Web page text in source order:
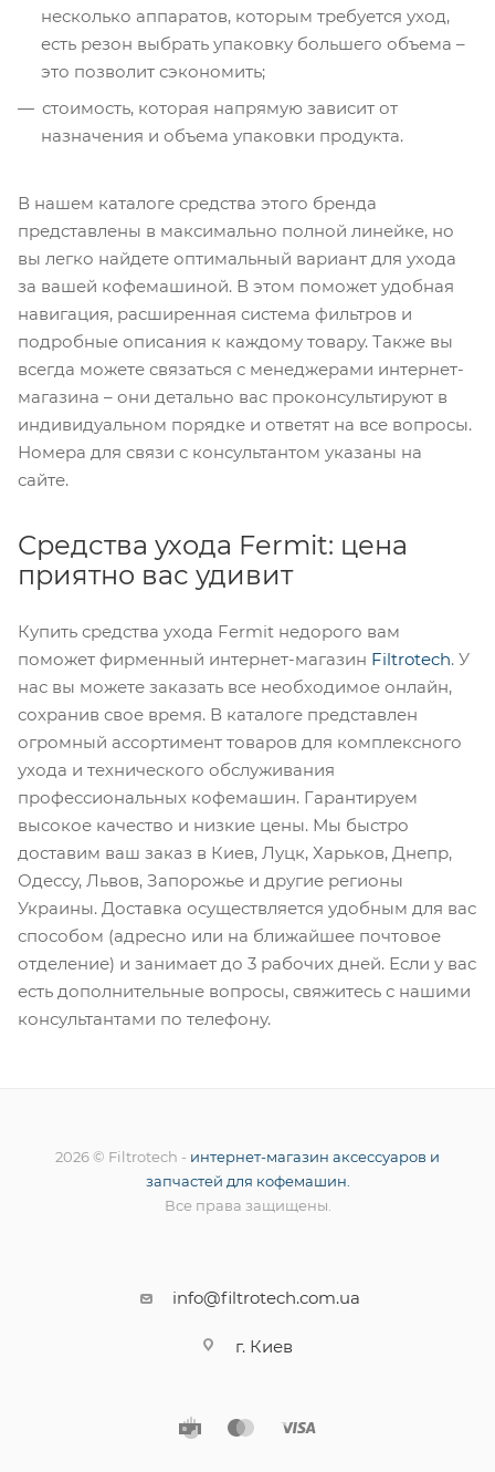
несколько аппаратов, которым требуется уход,
есть резон выбрать упаковку большего объема –
это позволит сэкономить;
стоимость, которая напрямую зависит от
назначения и объема упаковки продукта.
В нашем каталоге средства этого бренда
представлены в максимально полной линейке, но
вы легко найдете оптимальный вариант для ухода
за вашей кофемашиной. В этом поможет удобная
навигация, расширенная система фильтров и
подробные описания к каждому товару. Также вы
всегда можете связаться с менеджерами интернет-
магазина – они детально вас проконсультируют в
индивидуальном порядке и ответят на все вопросы.
Номера для связи с консультантом указаны на
сайте.
Средства ухода Fermit: цена
приятно вас удивит
Купить средства ухода Fermit недорого вам
поможет фирменный интернет-магазин Filtrotech. У
нас вы можете заказать все необходимое онлайн,
сохранив свое время. В каталоге представлен
огромный ассортимент товаров для комплексного
ухода и технического обслуживания
профессиональных кофемашин. Гарантируем
высокое качество и низкие цены. Мы быстро
доставим ваш заказ в Киев, Луцк, Харьков, Днепр,
Одессу, Львов, Запорожье и другие регионы
Украины. Доставка осуществляется удобным для вас
способом (адресно или на ближайшее почтовое
отделение) и занимает до 3 рабочих дней. Если у вас
есть дополнительные вопросы, свяжитесь с нашими
консультантами по телефону.
2026 © Filtrotech - интернет-магазин аксессуаров и
запчастей для кофемашин.
Все права защищены.
info@filtrotech.com.ua
г. Киев